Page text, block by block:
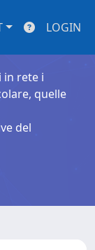
LOGIN
in rete i
quelle
del